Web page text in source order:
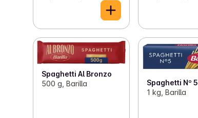
Spaghetti Al Bronzo
500 g, Barilla
Spaghetti Nº 5
1 kg, Barilla